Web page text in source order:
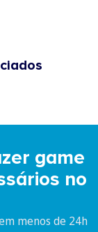
game
no
menos de 24h